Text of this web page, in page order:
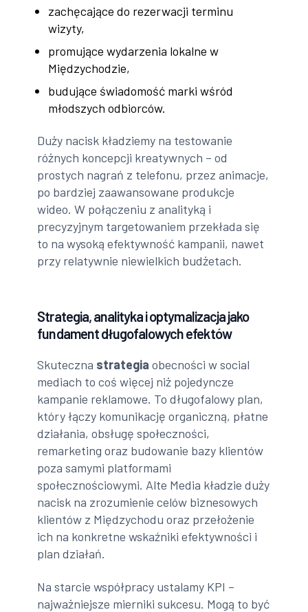
zachęcające do rezerwacji terminu
wizyty,
promujące wydarzenia lokalne w
Międzychodzie,
budujące świadomość marki wśród
młodszych odbiorców.
Duży nacisk kładziemy na testowanie
różnych koncepcji kreatywnych – od
prostych nagrań z telefonu, przez animacje,
po bardziej zaawansowane produkcje
wideo. W połączeniu z analityką i
precyzyjnym targetowaniem przekłada się
to na wysoką efektywność kampanii, nawet
przy relatywnie niewielkich budżetach.
Strategia, analityka i optymalizacja jako
fundament długofalowych efektów
Skuteczna strategia obecności w social
mediach to coś więcej niż pojedyncze
kampanie reklamowe. To długofalowy plan,
który łączy komunikację organiczną, płatne
działania, obsługę społeczności,
remarketing oraz budowanie bazy klientów
poza samymi platformami
społecznościowymi. Alte Media kładzie duży
nacisk na zrozumienie celów biznesowych
klientów z Międzychodu oraz przełożenie
ich na konkretne wskaźniki efektywności i
plan działań.
Na starcie współpracy ustalamy KPI –
najważniejsze mierniki sukcesu. Mogą to być